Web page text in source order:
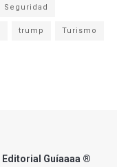
Seguridad
trump Turismo
Editorial Guíaaaa ®